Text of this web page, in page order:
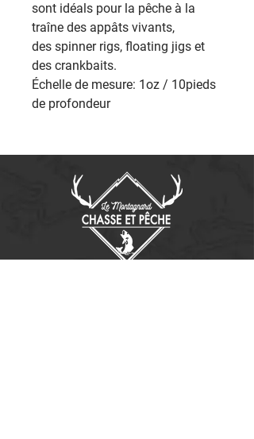
sont idéals pour la pêche à la
traîne des appâts vivants,
des spinner rigs, floating jigs et
des crankbaits.
Échelle de mesure: 1oz / 10pieds
de profondeur